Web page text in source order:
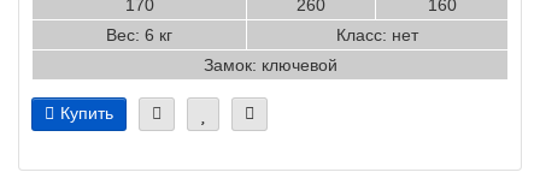
170 260
160
Вес: 6 кг
Класс: нет
Замок: ключевой
Купить